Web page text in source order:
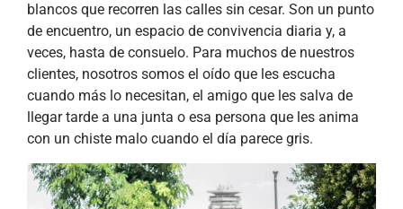
blancos que recorren las calles sin cesar. Son un punto
de encuentro, un espacio de convivencia diaria y, a
veces, hasta de consuelo. Para muchos de nuestros
clientes, nosotros somos el oído que les escucha
cuando más lo necesitan, el amigo que les salva de
llegar tarde a una junta o esa persona que les anima
con un chiste malo cuando el día parece gris.